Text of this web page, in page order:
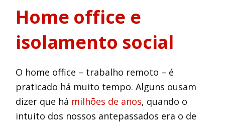
Home office e
isolamento social
O home office – trabalho remoto – é
praticado há muito tempo. Alguns ousam
dizer que há milhões de anos, quando o
intuito dos nossos antepassados era o de